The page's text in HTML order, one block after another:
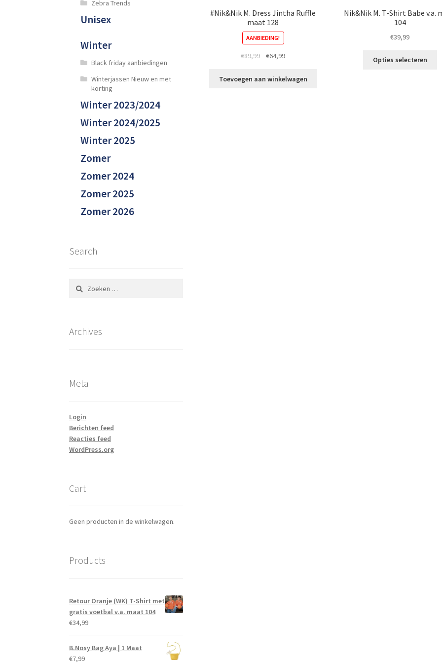
#Nik&Nik M. Dress Jintha Ruffle
maat 128
AANBIEDING!
€89,99
Oorspronkelijke
was:
€64,99Huidige
is:
Toevoegen aan winkelwagen
Nik&Nik M. T-Shirt Babe v.a.
104
€39,99
Opties selecteren
Zebra Trends
Unisex
Winter
Black friday aanbiedingen
Winterjassen Nieuw en met
korting
Winter 2023/2024
Winter 2024/2025
Winter 2025
Zomer
Zomer 2024
Zomer 2025
Zomer 2026
Search
Zoeken
naar:
Archives
Meta
Login
Berichten feed
Reacties feed
WordPress.org
Cart
Geen producten in de winkelwagen.
Products
Retour Oranje (WK) T-Shirt met
gratis voetbal v.a. maat 104
€34,99
B.Nosy Bag Aya | 1 Maat
€7,99